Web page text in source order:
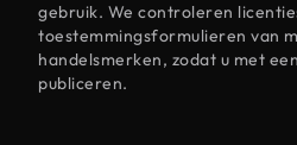
gebruik. We controleren
toestemmingsformulieren van
handelsmerken, zodat u met
publiceren.